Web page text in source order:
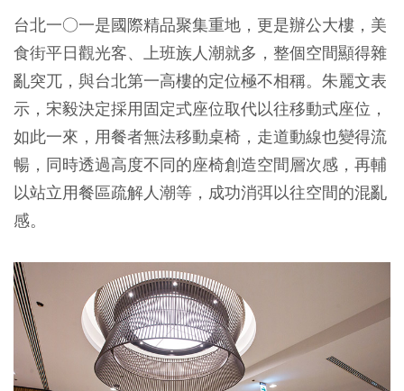
台北一○一是國際精品聚集重地，更是辦公大樓，美
食街平日觀光客、上班族人潮就多，整個空間顯得雜
亂突兀，與台北第一高樓的定位極不相稱。朱麗文表
示，宋毅決定採用固定式座位取代以往移動式座位，
如此一來，用餐者無法移動桌椅，走道動線也變得流
暢，同時透過高度不同的座椅創造空間層次感，再輔
以站立用餐區疏解人潮等，成功消弭以往空間的混亂
感。